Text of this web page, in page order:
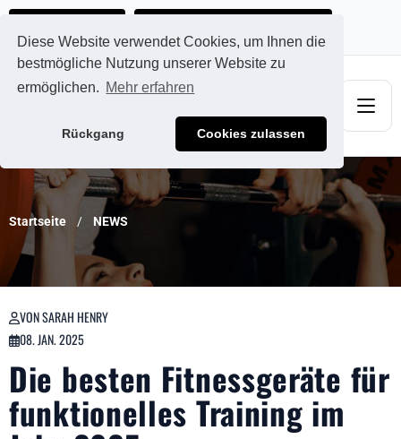
Diese Website verwendet Cookies, um Ihnen die
bestmögliche Nutzung unserer Website zu
ermöglichen. Mehr erfahren
Rückgang Cookies zulassen
Startseite NEWS
VON SARAH HENRY
08. JAN. 2025
Die besten Fitnessgeräte für
funktionelles Training im